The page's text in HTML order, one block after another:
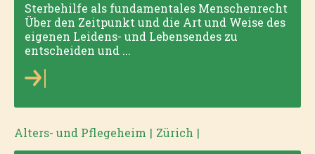
Sterbehilfe als fundamentales Menschenrecht
Über den Zeitpunkt und die Art und Weise des
eigenen Leidens- und Lebensendes zu
entscheiden und ...
Alters- und Pflegeheim | Zürich |